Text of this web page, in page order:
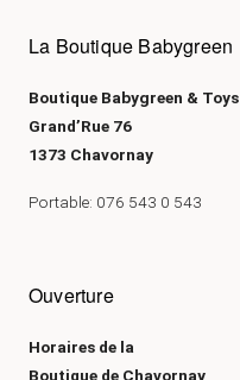
La Boutique Babygreen
Boutique Babygreen & Toys
Grand’Rue 76
1373 Chavornay
Portable: 076 543 0 543
Ouverture
Horaires de la
Boutique de Chavornay